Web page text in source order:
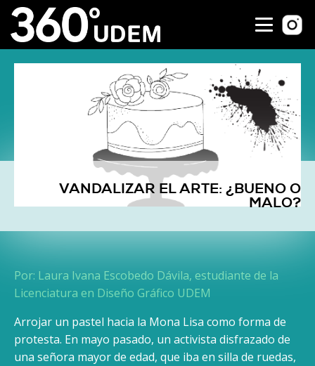
VANDALIZAR EL ARTE: ¿BUENO O
MALO?
Por: Laura Ivana Escobedo Dávila, estudiante de la
Licenciatura en Diseño Gráfico UDEM
Arrojar un pastel hacia la Mona Lisa como forma de
protesta. En mayo pasado, un activista disfrazado de
una señora mayor de edad, que iba en silla de ruedas,